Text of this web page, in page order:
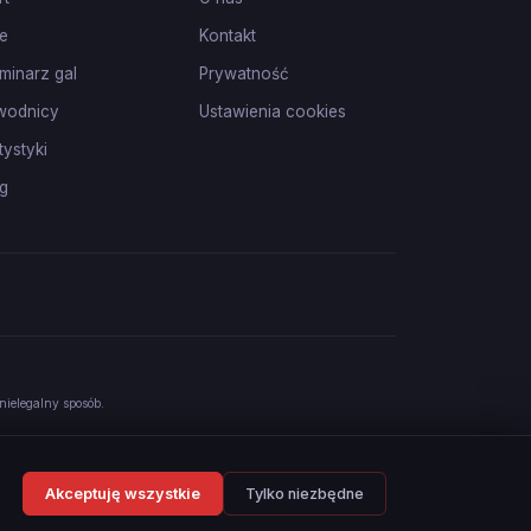
gal
Kontakt
Prywatność
Ustawienia cookies
sposób.
Akceptuję wszystkie Tylko niezbędne